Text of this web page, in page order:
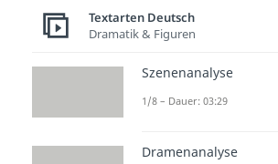
werden
die du dir dann
Deshalb sind alle
Bestandteile
auf diese
Aufgrund ihrer
Textarten Deutsch
Dramatik & Figuren
Szenenanalyse
1/8 – Dauer: 03:29
Dramenanalyse